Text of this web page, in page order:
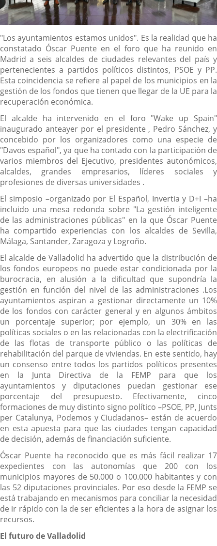
Descripción
"Los ayuntamientos estamos unidos". Es la realidad que ha
constatado Óscar Puente en el foro que ha reunido en
Madrid a seis alcaldes de ciudades relevantes del país y
pertenecientes a partidos políticos distintos, PSOE y PP.
Esta coincidencia se refiere al papel de los municipios en la
gestión de los fondos que tienen que llegar de la UE para la
recuperación económica.
El alcalde ha intervenido en el foro "Wake up Spain"
inaugurado anteayer por el presidente , Pedro Sánchez, y
concebido por los organizadores como una especie de
"Davos español", ya que ha contado con la participación de
varios miembros del Ejecutivo, presidentes autonómicos,
alcaldes, grandes empresarios, líderes sociales y
profesiones de diversas universidades .
El simposio –organizado por El Español, Invertia y D+I –ha
incluido una mesa redonda sobre "La gestión inteligente
de las administraciones públicas" en la que Óscar Puente
ha compartido experiencias con los alcaldes de Sevilla,
Málaga, Santander, Zaragoza y Logroño.
El alcalde de Valladolid ha advertido que la distribución de
los fondos europeos no puede estar condicionada por la
burocracia, en alusión a la dificultad que supondría la
gestión en función del nivel de las administraciones .Los
ayuntamientos aspiran a gestionar directamente un 10%
de los fondos con carácter general y en algunos ámbitos
un porcentaje superior; por ejemplo, un 30% en las
políticas sociales o en las relacionadas con la electrificación
de las flotas de transporte público o las políticas de
rehabilitación del parque de viviendas. En este sentido, hay
un consenso entre todos los partidos políticos presentes
en la Junta Directiva de la FEMP para que los
ayuntamientos y diputaciones puedan gestionar ese
porcentaje del presupuesto. Efectivamente, cinco
formaciones de muy distinto signo político –PSOE, PP, Junts
per Catalunya, Podemos y Ciudadanos– están de acuerdo
en esta apuesta para que las ciudades tengan capacidad
de decisión, además de financiación suficiente.
Óscar Puente ha reconocido que es más fácil realizar 17
expedientes con las autonomías que 200 con los
municipios mayores de 50.000 o 100.000 habitantes y con
las 52 diputaciones provinciales. Por eso desde la FEMP se
está trabajando en mecanismos para conciliar la necesidad
de ir rápido con la de ser eficientes a la hora de asignar los
recursos.
El futuro de Valladolid